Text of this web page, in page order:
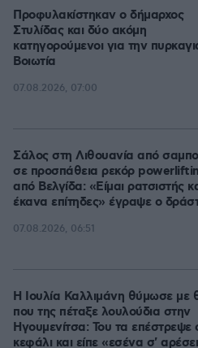
Προφυλακίστηκαν ο δήμαρχος
Στυλίδας και δύο ακόμη
κατηγορούμενοι για την
Βοιωτία
07.08.2026, 07:00
Σάλος στη Λιθουανία από
σε προσπάθεια ρεκόρ
από Βελγίδα: «Είμαι ρατσιστής
έκανα επίτηδες» έγραψε ο
07.08.2026, 06:51
Η Ιουλία Καλλιμάνη θύμωσε με
που της πέταξε λουλούδια στην
Ηγουμενίτσα: Του τα επέστρεψε
κεφάλι και είπε «εσένα σ' αρέσει